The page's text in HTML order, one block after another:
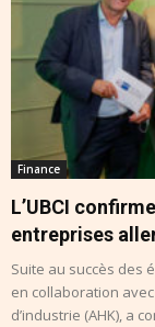
Finance
L’UBCI
entreprises
Suite au succès des
en collaboration
d’industrie (AHK), a